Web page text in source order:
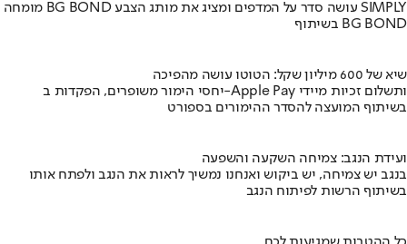
מומחה BG BOND עושה סדר על המדפים ומציג את מותג הצבע SIMPLY
בשיתוף BG BOND
שיא של 600 מיליון שקל: הטוטו עושה מהפיכה
יחסי הימור משופרים, הפקדות ב-Apple Pay ותשלום זכיות מיידי
בשיתוף המועצה להסדר ההימורים בספורט
ועידת הנגב: צמיחה השקעה והשפעה
בנגב יש צמיחה, יש ביקוש ואנחנו נמשיך לראות את הנגב ולפתח אותו
בשיתוף הרשות לפיתוח הנגב